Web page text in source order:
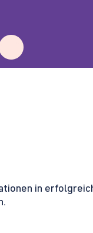
in